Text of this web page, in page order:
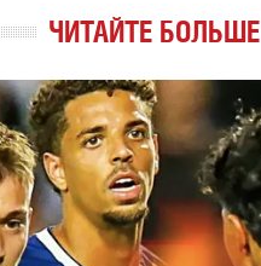
ЧИТАЙТЕ БОЛЬШЕ